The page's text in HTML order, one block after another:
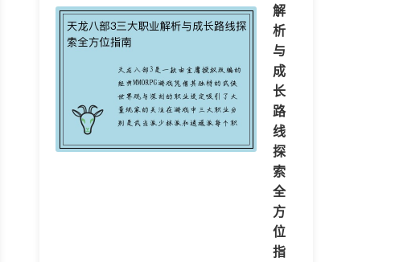
解
析
与
成
长
路
线
探
索
全
方
位
指